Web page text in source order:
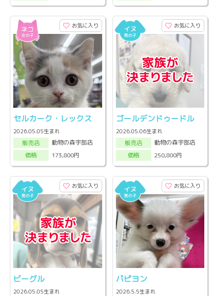
お気に入り
セルカーク・レックス
2026.05.05生まれ
販売店
動物の森宇部店
価格
173,800円
お気に入り
ゴールデンドゥードル
2026.05.06生まれ
販売店
動物の森宇部店
価格
250,800円
お気に入り
ビーグル
2026.05.05生まれ
お気に入り
パピヨン
2026.5.5生まれ